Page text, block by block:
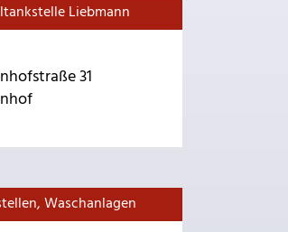
Liebmann
31
Waschanlagen